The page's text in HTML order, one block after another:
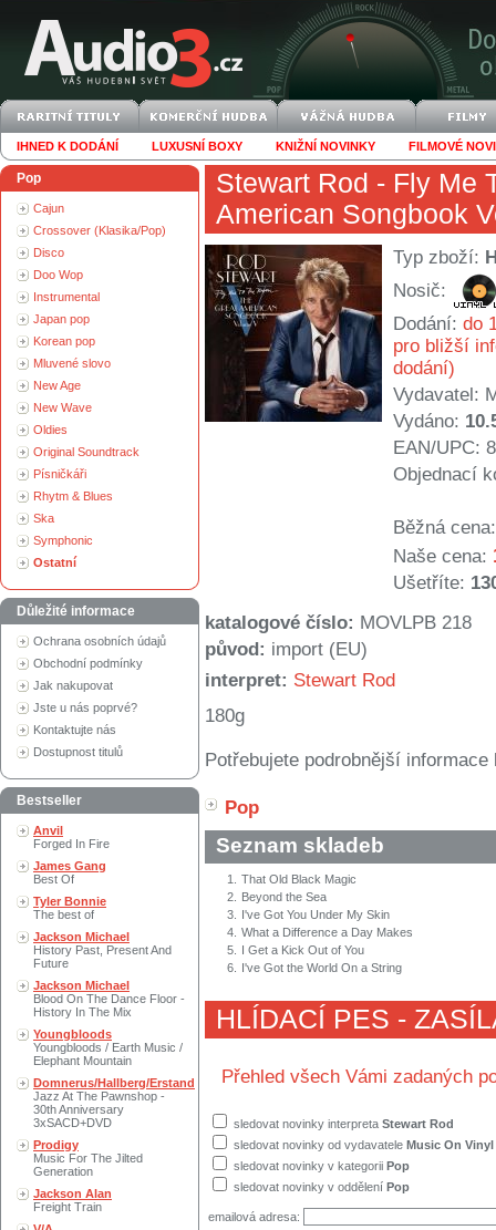
IHNED K DODÁNÍ LUXUSNÍ BOXY KNIŽNÍ NOVINKY FILMOVÉ
Pop
Cajun
Crossover (Klasika/Pop)
Disco
Doo Wop
Instrumental
Japan pop
Korean pop
Mluvené slovo
New Age
New Wave
Oldies
Original Soundtrack
Písničkáři
Rhytm & Blues
Ska
Symphonic
Ostatní
Důležité informace
Ochrana osobních údajů
Obchodní podmínky
Jak nakupovat
Jste u nás poprvé?
Kontaktujte nás
Dostupnost titulů
Bestseller
Anvil
Forged In Fire
James Gang
Best Of
Tyler Bonnie
The best of
Jackson Michael
History Past, Present And
Future
Jackson Michael
Blood On The Dance Floor -
History In The Mix
Youngbloods
Youngbloods / Earth Music /
Elephant Mountain
Domnerus/Hallberg/Erstand
Jazz At The Pawnshop -
30th Anniversary
3xSACD+DVD
Prodigy
Music For The Jilted
Generation
Jackson Alan
Freight Train
Stewart Rod - Fly Me
American Songbook
Typ zboží:
Nosič:
Dodání: do
pro bližší
dodání)
Vydavatel:
Vydáno:
EAN/UPC:
Objednací
Běžná cena:
Naše cena:
Ušetříte:
katalogové číslo: MOVLPB 218
původ: import (EU)
interpret: Stewart Rod
180g
Potřebujete podrobnější
Pop
Seznam skladeb
1.
That Old Black Magic
2.
Beyond the Sea
3.
I've Got You Under My Skin
4. What a Difference a Day Makes
5.
I Get a Kick Out of You
6.
I've Got the World On a String
HLÍDACÍ PES -
Přehled všech Vámi zadaných
sledovat novinky interpreta Stewart Rod
sledovat novinky od vydavatele Music On Vinyl
sledovat novinky v kategorii Pop
sledovat novinky v oddělení Pop
emailová adresa: